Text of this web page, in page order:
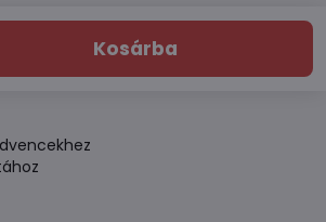
Kosárba